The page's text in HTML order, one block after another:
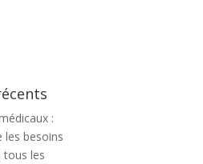
:
les besoins
tous les